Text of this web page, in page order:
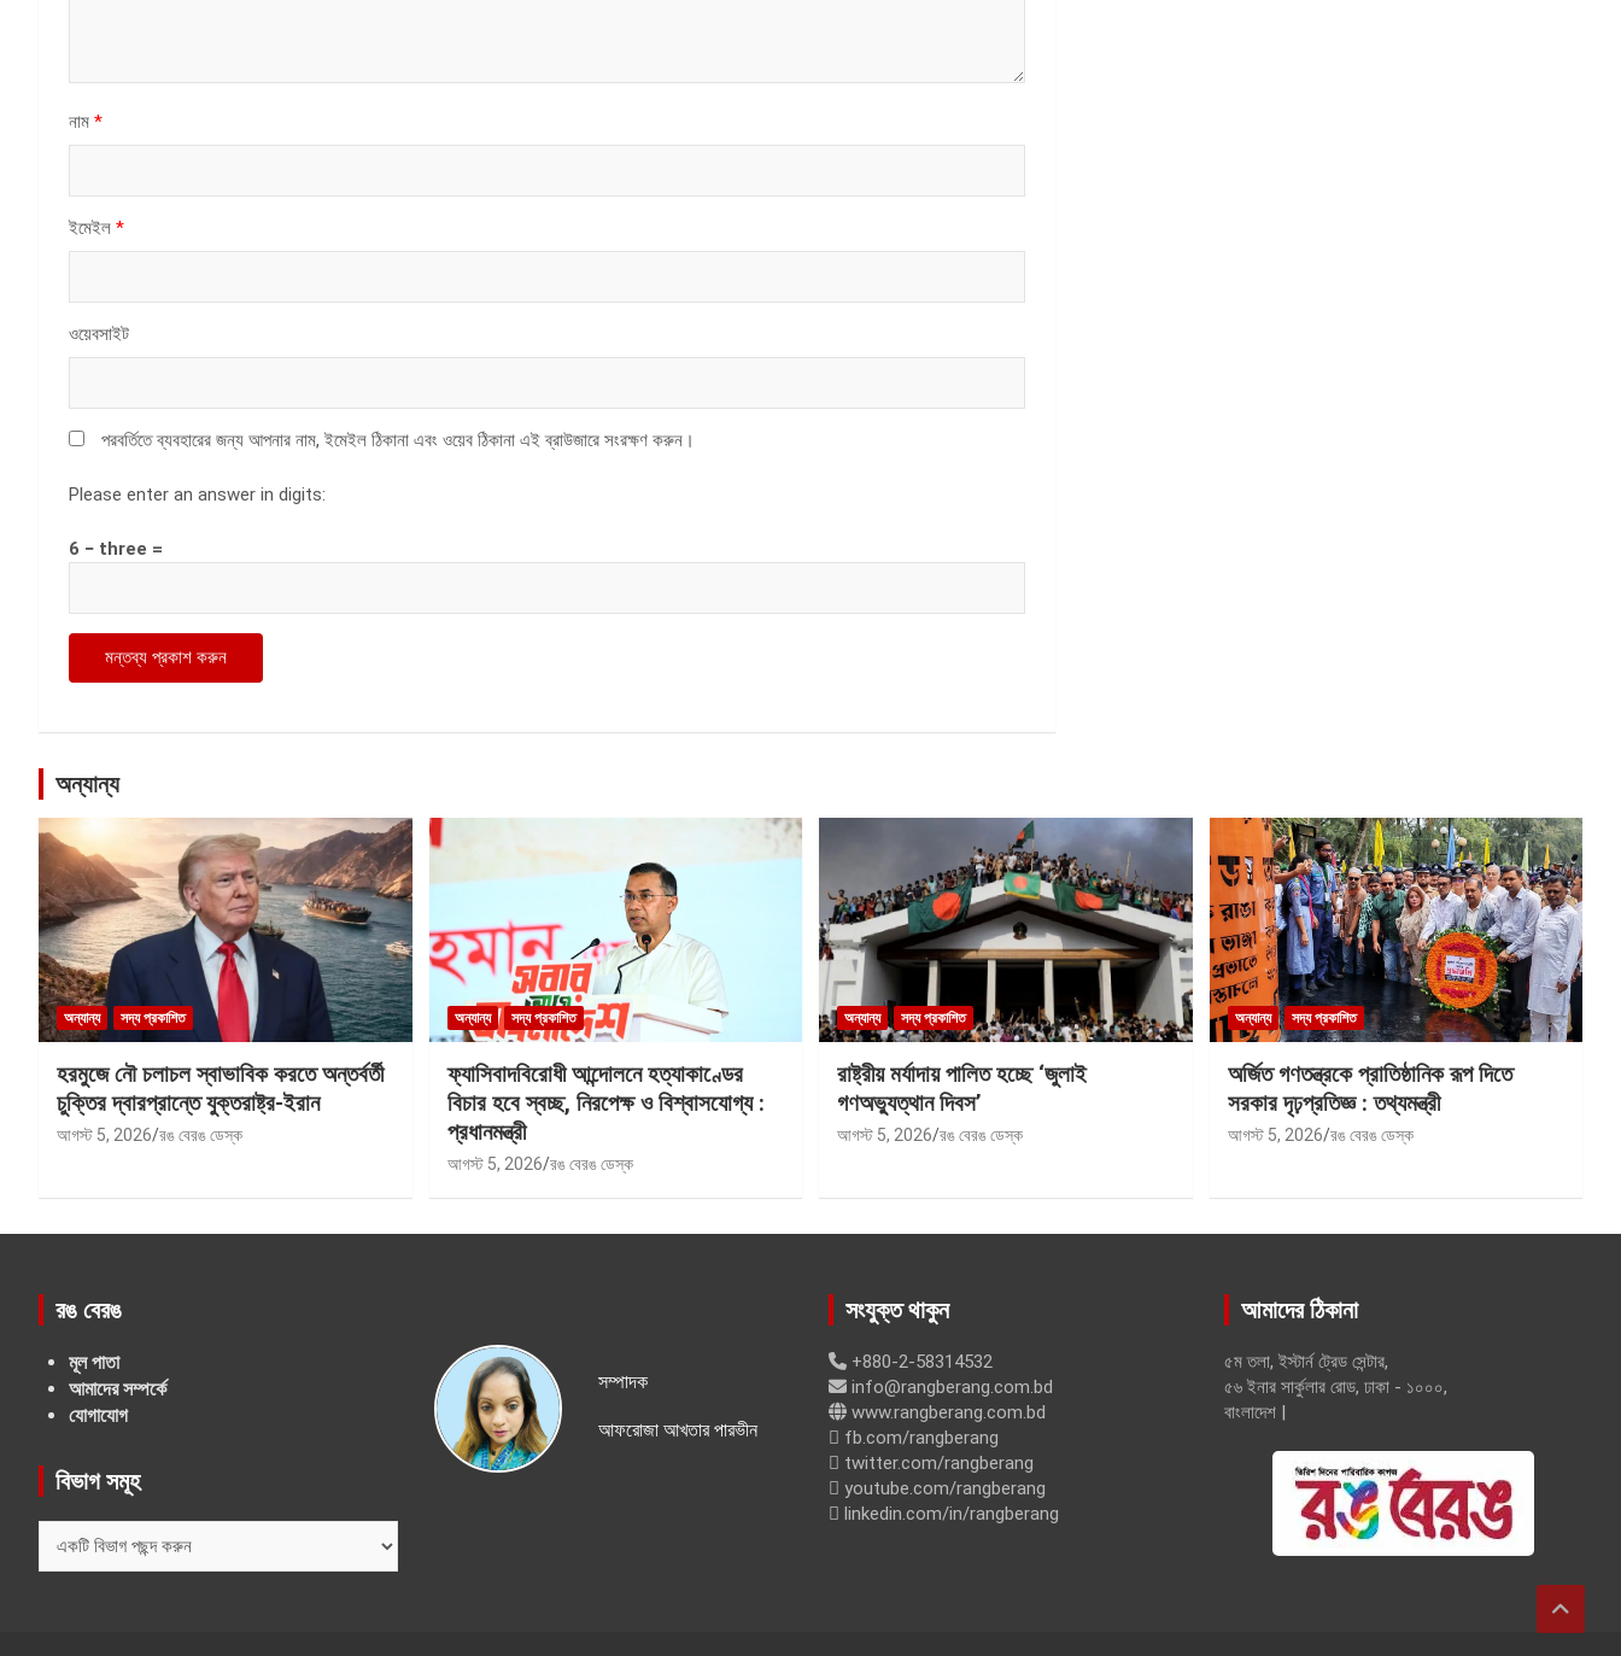
নাম *
ইমেইল *
ওয়েবসাইট
পরবর্তিতে ব্যবহারের জন্য আপনার নাম, ইমেইল ঠিকানা এবং ওয়েব ঠিকানা এই ব্রাউজারে সংরক্ষণ করুন।
Please enter an answer in digits:
6 − three =
অন্যান্য
অন্যান্য সদ্য প্রকাশিত
হরমুজে নৌ চলাচল স্বাভাবিক করতে অন্তর্বর্তী
চুক্তির দ্বারপ্রান্তে যুক্তরাষ্ট্র-ইরান
আগস্ট 5, 2026 রঙ বেরঙ ডেস্ক
অন্যান্য সদ্য প্রকাশিত
ফ্যাসিবাদবিরোধী আন্দোলনে হত্যাকাণ্ডের
বিচার হবে স্বচ্ছ, নিরপেক্ষ ও বিশ্বাসযোগ্য :
প্রধানমন্ত্রী
আগস্ট 5, 2026 রঙ বেরঙ ডেস্ক
অন্যান্য সদ্য প্রকাশিত
রাষ্ট্রীয় মর্যাদায় পালিত হচ্ছে ‘জুলাই
গণঅভ্যুত্থান দিবস’
আগস্ট 5, 2026 রঙ বেরঙ ডেস্ক
অন্যান্য সদ্য প্রকাশিত
অর্জিত গণতন্ত্রকে প্রাতিষ্ঠানিক রূপ দিতে
সরকার দৃঢ়প্রতিজ্ঞ : তথ্যমন্ত্রী
আগস্ট 5, 2026 রঙ বেরঙ ডেস্ক
রঙ বেরঙ
মূল পাতা
আমাদের সম্পর্কে
যোগাযোগ
বিভাগ সমূহ
সমূহ
সম্পাদক
আফরোজা আখতার পারভীন
সংযুক্ত থাকুন
+880-2-58314532
info@rangberang.com.bd
www.rangberang.com.bd
fb.com/rangberang
twitter.com/rangberang
youtube.com/rangberang
linkedin.com/in/rangberang
আমাদের ঠিকানা
৫ম তলা, ইস্টার্ন ট্রেড সেন্টার,
৫৬ ইনার সার্কুলার রোড, ঢাকা - ১০০০,
বাংলাদেশ |